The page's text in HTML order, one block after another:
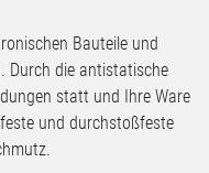
Bauteile und
Durch die antistatische
statt und Ihre Ware
und durchstoßfeste